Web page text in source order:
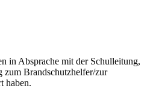
in Absprache mit der Schulleitung,
zum Brandschutzhelfer/zur
haben.